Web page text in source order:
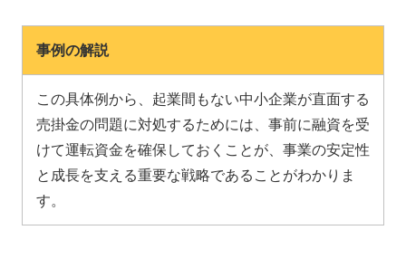
事例の解説
この具体例から、起業間もない中小企業が直面する
売掛金の問題に対処するためには、事前に融資を受
けて運転資金を確保しておくことが、事業の安定性
と成長を支える重要な戦略であることがわかりま
す。